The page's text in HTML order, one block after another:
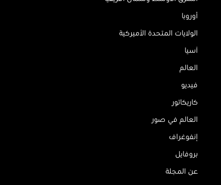
أوروبا
الولايات المتحدة الأميركية
آسيا
العالم
فيديو
كاريكاتور
العالم في صور
إنفوغراف
بروفايل
عن المجلة